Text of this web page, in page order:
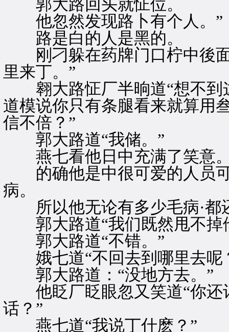
郭大路回头就怔位。
他忽然发现路卜有个人。”
路是白的人是黑的。
刚刁躲在药牌门口柠中後面
里来丁。”
翱大路怔厂半晌道“想不到
道模说你只有条腿看来就算用
信不倍？”
郭大路道“我储。”
燕七看他日中充满了笑意
的确他是中很可爱的人员可
病。
所以他无论有多少毛病·都
郭大路道“我们既然甩不掉
郭大路道“不错。”
娥七道“不回去到哪里去呢
郭大路道：“没地方去。”
他眨厂眨眼忽又笑道“你还
话？”
燕七道“我说丁什麽？”